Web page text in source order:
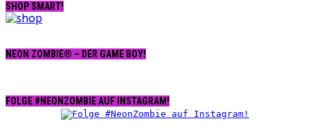
SHOP SMART!
NEON ZOMBIE® – DER GAME BOY!
FOLGE #NEONZOMBIE AUF INSTAGRAM!